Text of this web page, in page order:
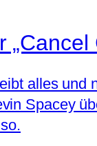
alles
Spacey